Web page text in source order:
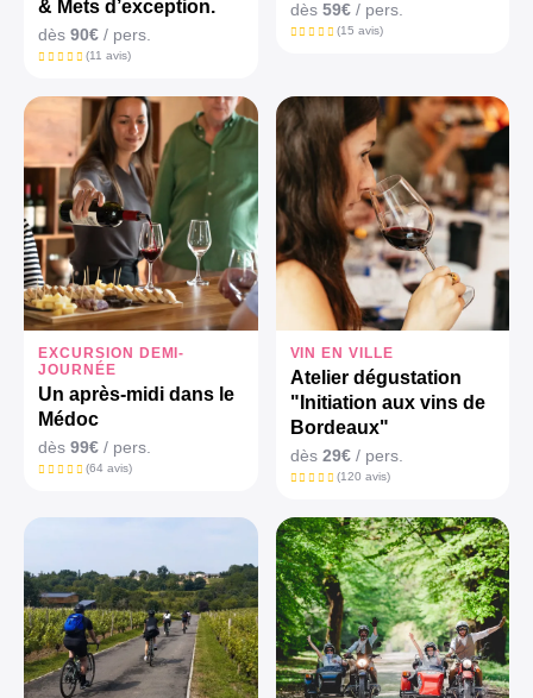
& Mets d’exception.
dès 90€ / pers.
(11 avis)
dès 59€/ pers.
(15 avis)
EXCURSION DEMI-
JOURNÉE
Un après-midi dans le
Médoc
dès 99€ / pers.
(64 avis)
VIN EN VILLE
Atelier dégustation
"Initiation aux vins de
Bordeaux"
dès 29€/ pers.
(120 avis)